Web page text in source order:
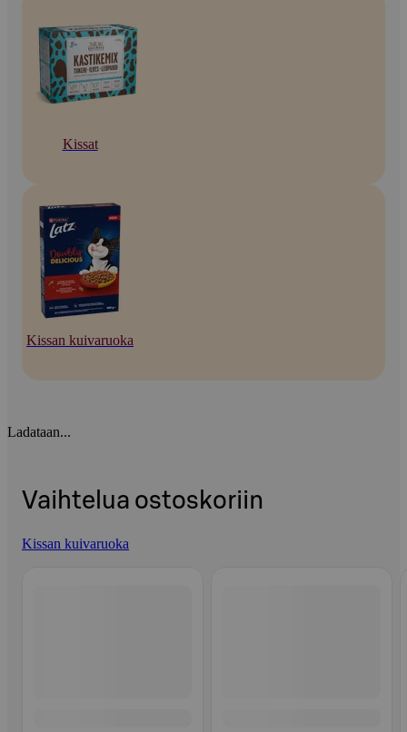
Kissat
Kissan kuivaruoka
Ladataan...
Vaihtelua ostoskoriin
Kissan kuivaruoka